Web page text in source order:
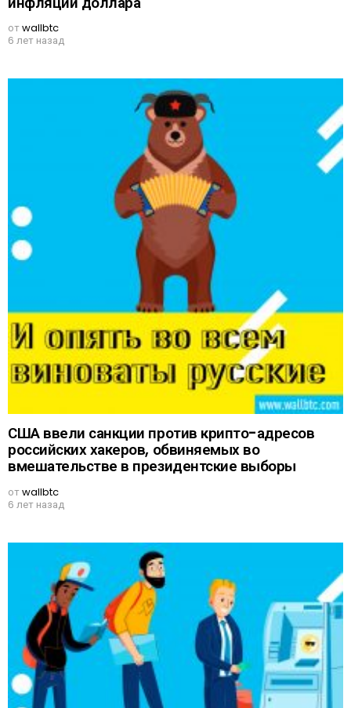
отwallbtc
6 лет назад
США ввели санкции против крипто-адресов
российских хакеров, обвиняемых во
вмешательстве в президентские выборы
отwallbtc
6 лет назад